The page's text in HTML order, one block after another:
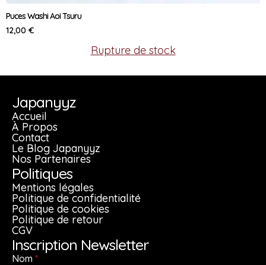
Puces Washi Aoi Tsuru
12,00 €
Rupture de stock
Japanyyz
Accueil
À Propos
Contact
Le Blog Japanyyz
Nos Partenaires
Politiques
Mentions légales
Politique de confidentialité
Politique de cookies
Politique de retour
CGV
Inscription Newsletter
Nom *